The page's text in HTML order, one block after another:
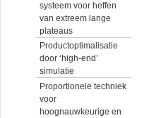
systeem voor heffen
van extreem lange
plateaus
Productoptimalisatie
door ‘high-end’
simulatie
Proportionele techniek
voor
hoognauwkeurige en